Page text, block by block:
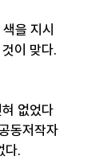
을 지시
이 맞다.
없었다
동저작자
다.